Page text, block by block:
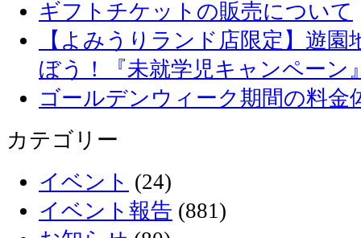
ギフトチケットの販売について
【よみうりランド店限定】遊
ぼう！『未就学児キャンペーン
ゴールデンウィーク期間の料金
カテゴリー
イベント (24)
イベント報告 (881)